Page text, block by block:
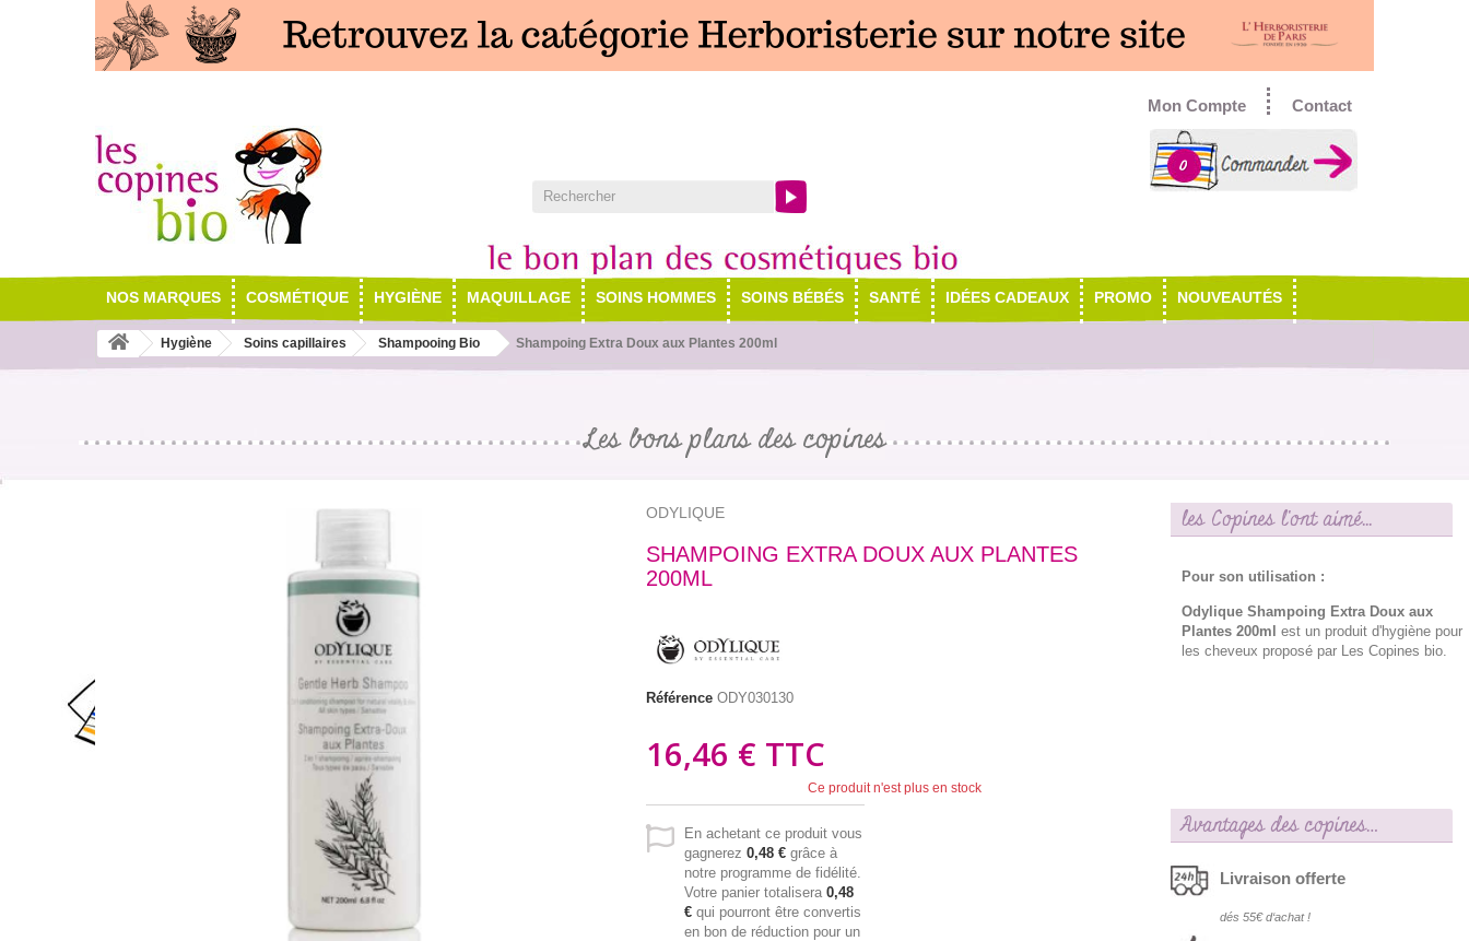
Contact
Mon Compte
0
NOS MARQUES COSMÉTIQUE HYGIÈNE MAQUILLAGE SOINS HOMMES SOINS BÉBÉS SANTÉ IDÉES CADEAUX PROMO NOUVEAUTÉS
Hygiène Soins capillaires Shampooing Bio Shampoing Extra Doux aux Plantes 200ml
Les bons plans des copines
ODYLIQUE
SHAMPOING EXTRA DOUX AUX PLANTES
200ML
Référence ODY030130
16,46 € TTC
Ce produit n'est plus en stock
En achetant ce produit vous
gagnerez 0,48 € grâce à
notre programme de fidélité.
Votre panier totalisera 0,48
€ qui pourront être convertis
en bon de réduction pour un
les Copines l'ont aimé...
Pour son utilisation :
Odylique Shampoing Extra Doux aux
Plantes 200ml est un produit d'hygiène pour
les cheveux proposé par Les Copines bio.
Avantages des copines…
Livraison offerte
dés 55€ d‘achat !